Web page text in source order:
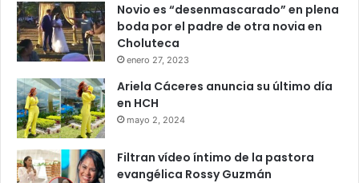
Novio es “desenmascarado” en plena
boda por el padre de otra novia en
Choluteca
enero 27, 2023
Ariela Cáceres anuncia su último día
en HCH
mayo 2, 2024
Filtran vídeo íntimo de la pastora
evangélica Rossy Guzmán